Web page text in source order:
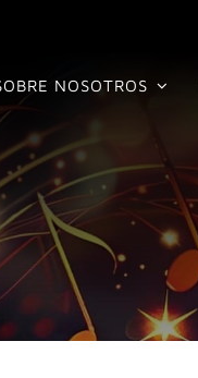
NOSOTROS